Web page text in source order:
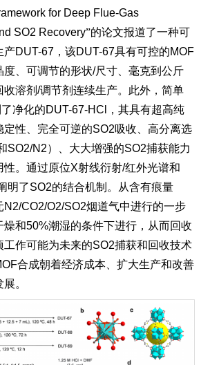
for Deep Flue-Gas
SO2 Recovery”的论文报道了一种可
产DUT-67 ，该DUT-67具有可控的MOF
度、可调节的形状/尺寸、毫克到公斤
收溶剂/调节剂连续生产。此外，简单
净化的DUT-67-HCl
，其具有超高纯
定性、完全可逆的SO2吸收、高分离选
SO2/N2）、大大增强的SO2捕获能力
性。通过原位X射线衍射/红外光谱和
明了SO2的结合机制。从含有痕量
N2/CO2/O2/SO2烟道气中进行的一步
燥和50%潮湿的条件下进行，从而回收
工作可能为未来的SO2捕获和回收技术
合成朝着经济成本、扩大生产和改善
。